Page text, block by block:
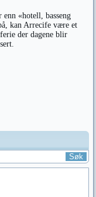
«hotell, basseng
kan Arrecife være et
der dagene blir